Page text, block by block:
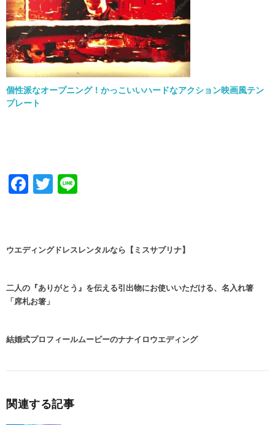
個性派なオープニング！かっこいいハードなアクション映画風テン
プレート
F
b
o
k
T
er
ウエディングドレスレンタルなら【ミスサブリナ】
二人の『ありがとう』を伝える引出物にお使いいただける、名入れ箸
「席札お箸」
結婚式プロフィールムービーのナナイロウエディング
関連する記事